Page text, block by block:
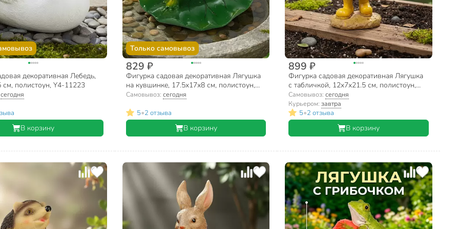
декоративная Лебедь,
см, полистоун, Y4-11223
сегодня
В корзину
Только самовывоз
829 ₽
Фигурка садовая декоративная Лягушка
на кувшинке, 17.5х17х8 см, полистоун,
Y4-11222
Самовывоз: сегодня
5•2 отзыва
В корзину
899 ₽
Фигурка садовая декоративная Лягушка
с табличкой, 12х7х21.5 см, полистоун,
Y4-11221
Самовывоз:сегодня
Курьером:завтра
5•2 отзыва
В корзину